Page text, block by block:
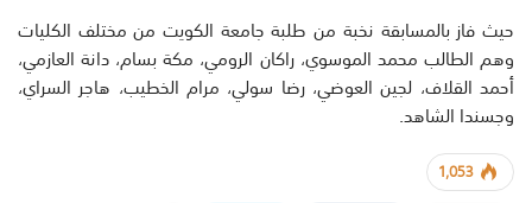
حيث فاز بالمسابقة نخبة من طلبة جامعة الكويت من مختلف الكليات
وهم الطالب محمد الموسوي، راكان الرومي، مكة بسام، دانة العازمي،
أحمد القلاف، لجين العوضي، رضا سولي، مرام الخطيب، هاجر السراي،
وجسندا الشاهد.
1,053